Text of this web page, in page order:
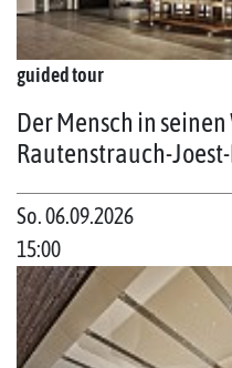
guided tour
Der Mensch in seinen
Rautenstrauch-
So. 06.09.2026
15:00